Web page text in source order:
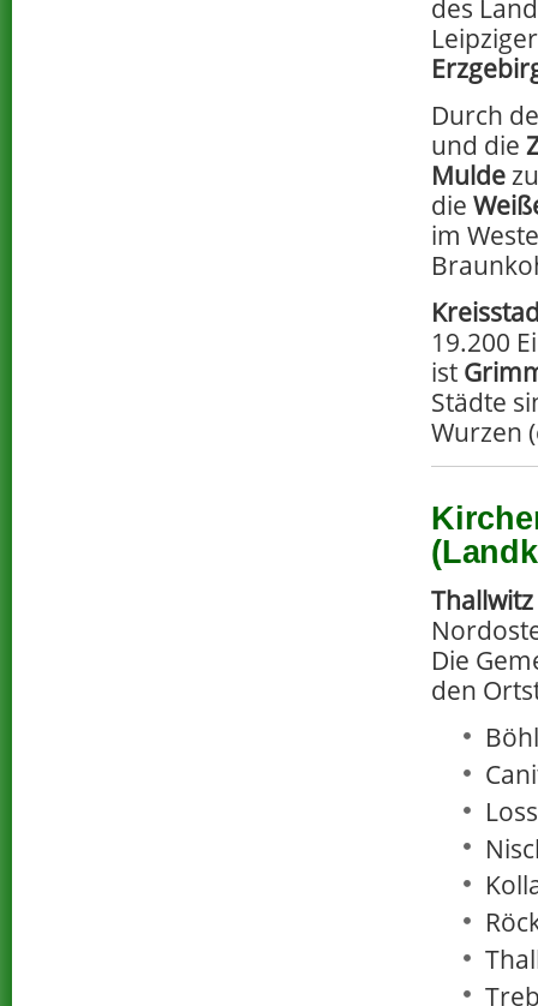
des
Durch
und die
Mulde
die
im
19.200
ist
Städte
Wurzen
Thallwitz
Die
den